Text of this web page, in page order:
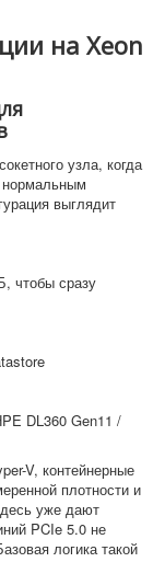
на Xeon
узла, когда
нормальным
выглядит
чтобы сразу
DL360 Gen11 /
V, контейнерные
плотности и
уже дают
PCIe 5.0 не
логика такой